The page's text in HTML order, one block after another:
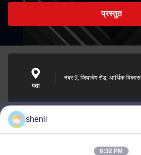
प्रस्तुत
पता
नंबर 9, जियाचेंग रोड, आर्थिक विकास
shenli@shenlirigging.com
shenli
6:32 PM